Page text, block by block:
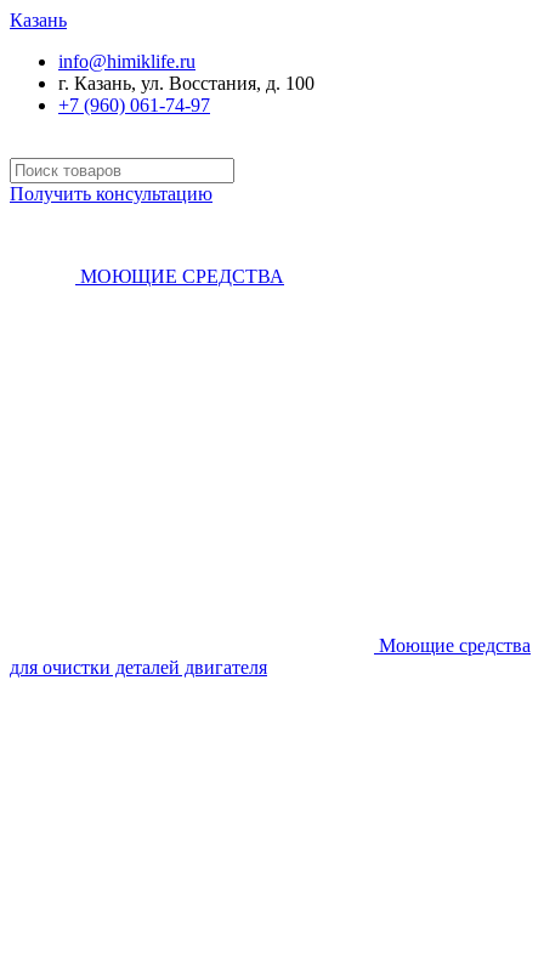
Казань
info@himiklife.ru
г. Казань, ул. Восстания, д. 100
+7 (960) 061-74-97
Получить консультацию
МОЮЩИЕ СРЕДСТВА
Моющие средства
для очистки деталей двигателя